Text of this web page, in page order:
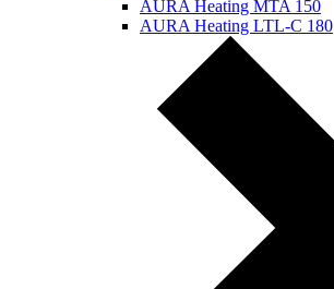
AURA Heating MTA 150
AURA Heating LTL-C 180